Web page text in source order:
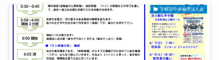
宇都宮中央倫理法人会